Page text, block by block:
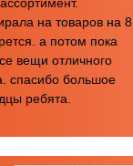
на товаров на 8
а потом пока
вещи отличного
спасибо большое
ребята.